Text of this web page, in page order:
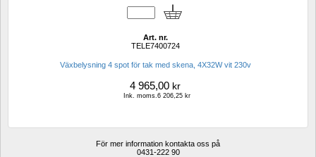
Art. nr.
TELE7400724
Växbelysning 4 spot för tak med skena, 4X32W vit 230v
4 965,00 kr
Ink. moms.6 206,25 kr
För mer information kontakta oss på
0431-222 90